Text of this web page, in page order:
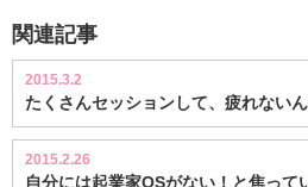
関連記事
2015.3.2
たくさんセッションして、疲れない
2015.2.26
自分には起業家OSがない！と焦って